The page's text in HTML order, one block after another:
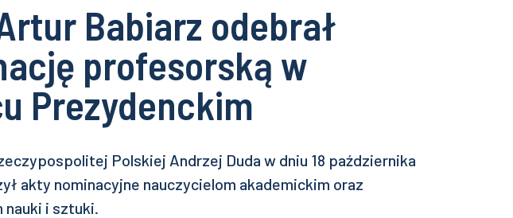
Babiarz odebrał
profesorską w
Prezydenckim
Polskiej Andrzej Duda w dniu 18 października
akty nominacyjne nauczycielom akademickim oraz
nauki i sztuki.